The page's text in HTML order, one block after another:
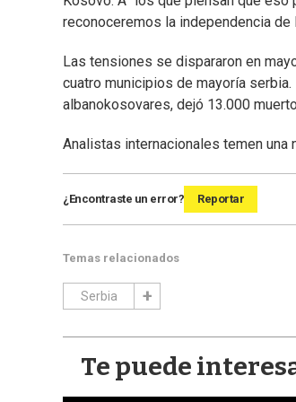
reconoceremos la independencia de
Las tensiones se dispararon en
cuatro municipios de mayoría
albanokosovares, dejó 13.000
Analistas internacionales temen una
¿Encontraste un error? Reportar
Temas relacionados
Serbia
Te puede